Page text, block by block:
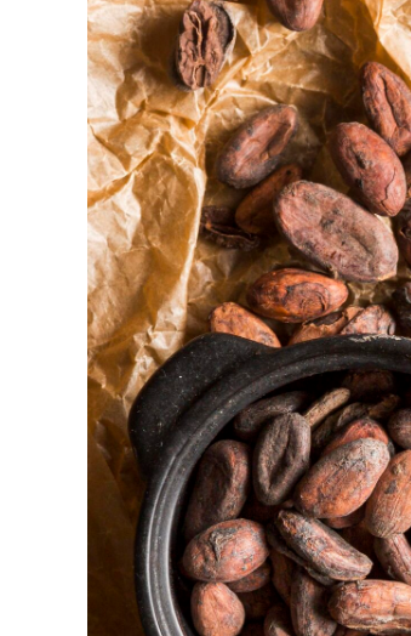
View
Larger
Image